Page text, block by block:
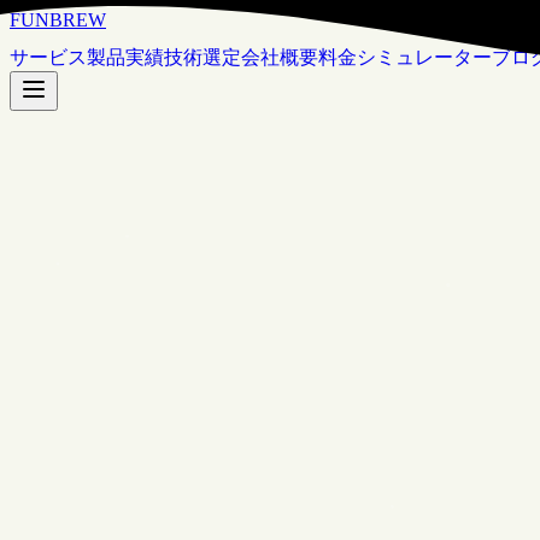
FUNBREW
サービス製品実績技術選定会社概要料金シミュレーターブロ